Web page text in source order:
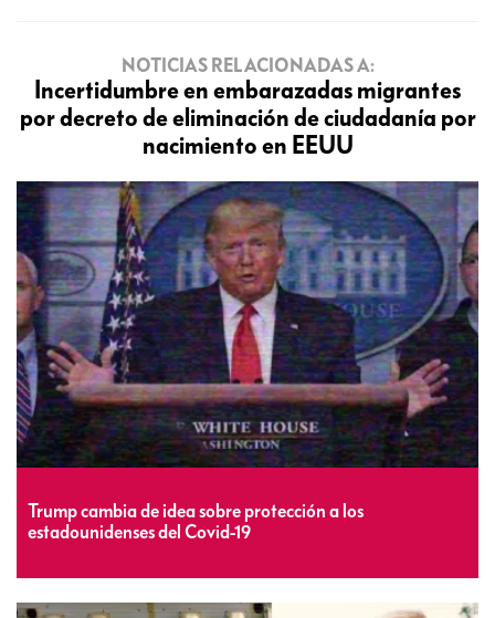
NOTICIAS RELACIONADAS A:
Incertidumbre en embarazadas migrantes
por decreto de eliminación de ciudadanía por
nacimiento en EEUU
Trump cambia de idea sobre protección a los
estadounidenses del Covid-19